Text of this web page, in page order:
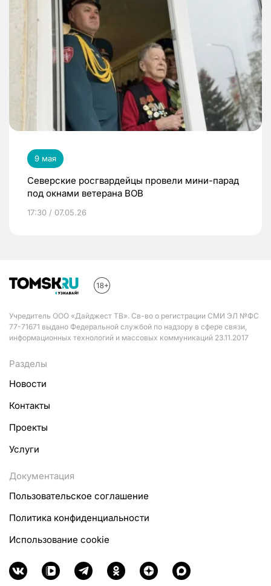
9 мая
Северские росгвардейцы провели мини-парад
под окнами ветерана ВОВ
17:30 / 07.05.26
Учредитель ООО «Дайджест ТВ». Св-во о регистрации СМИ ЭЛ №ФС
77-71671 выдано Федеральной службой по надзору в сфере связи,
информационных технологий и массовых коммуникаций 23.11.2017
Разделы
Новости
Контакты
Проекты
Услуги
Документация
Пользовательское соглашение
Политика конфиденциальности
Использование cookie